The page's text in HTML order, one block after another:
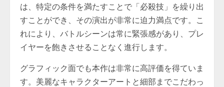
は、特定の条件を満たすことで「必殺技」を繰り出
すことができ、その演出が非常に迫力満点です。こ
れにより、バトルシーンは常に緊張感があり、プレ
イヤーを飽きさせることなく進行します。
グラフィック面でも本作は非常に高評価を得ていま
す。美麗なキャラクターアートと細部までこだわっ